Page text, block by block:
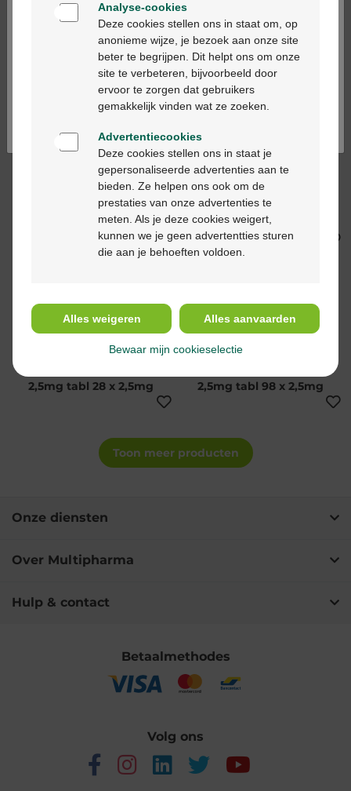
Ramipril eg 5mg
impexeco comp 56 x
5mg pip
tabl 98x5mg
Ramipril hctz krka
5,0mg/25,0mg comp
Ramipril sandoz
10,0mg tabl 98 x
10,0mg
2,5mg tabl 28 x 2,5mg
2,5mg tabl 98 x 2,5mg
Toon meer producten
Onze diensten
Over Multipharma
Hulp & contact
Betaalmethodes
Volg ons
Bienvenue
Ga verder in het nederlands
Continuez en français
Analyse-cookies
Deze cookies stellen ons in staat om, op
anonieme wijze, je bezoek aan onze site
beter te begrijpen. Dit helpt ons om onze
site te verbeteren, bijvoorbeeld door
ervoor te zorgen dat gebruikers
gemakkelijk vinden wat ze zoeken.
Advertentiecookies
Deze cookies stellen ons in staat je
gepersonaliseerde advertenties aan te
bieden. Ze helpen ons ook om de
prestaties van onze advertenties te
meten. Als je deze cookies weigert,
kunnen we je geen advertentties sturen
die aan je behoeften voldoen.
Alles weigeren Alles aanvaarden
Bewaar mijn cookieselectie